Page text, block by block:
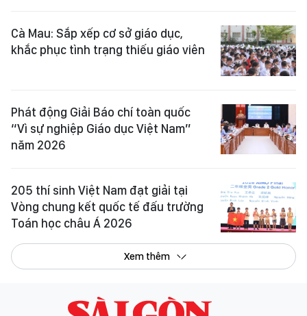
Cà Mau: Sắp xếp cơ sở giáo dục,
khắc phục tình trạng thiếu giáo viên
Phát động Giải Báo chí toàn quốc
“Vì sự nghiệp Giáo dục Việt Nam”
năm 2026
205 thí sinh Việt Nam đạt giải tại
Vòng chung kết quốc tế đấu trường
Toán học châu Á 2026
Xem thêm